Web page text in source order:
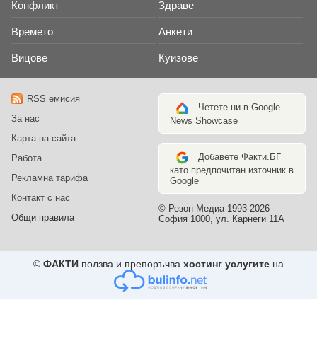
Конфликт Здраве
Времето Анкети
Вицове Куизове
RSS емисия
За нас
Карта на сайта
Работа
Рекламна тарифа
Контакт с нас
Общи правила
Четете ни в Google
News Showcase
Добавете Факти.БГ
като предпочитан източник в
Google
© Резон Медиа 1993-2026 -
София 1000, ул. Карнеги 11А
© ФАКТИ ползва и препоръчва хостинг услугите на